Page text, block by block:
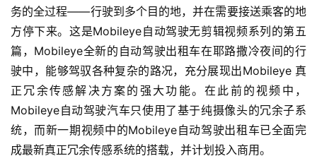
务的全过程——行驶到多个目的地，并在需要接送乘客的地
方停下来。这是Mobileye自动驾驶无剪辑视频系列的第五
篇，Mobileye全新的自动驾驶出租车在耶路撒冷夜间的行
驶中，能够驾驭各种复杂的路况，充分展现出Mobileye 真
正冗余传感解决方案的强大功能。在此前的视频中，
Mobileye自动驾驶汽车只使用了基于纯摄像头的冗余子系
统，而新一期视频中的Mobileye自动驾驶出租车已全面完
成最新真正冗余传感系统的搭载，并计划投入商用。